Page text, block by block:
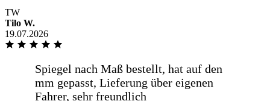
TW
Tilo W.
19.07.2026